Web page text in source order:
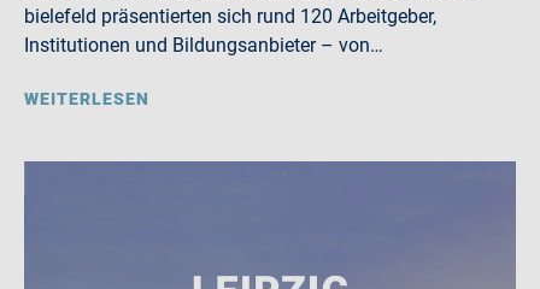
bielefeld präsentierten sich rund 120 Arbeitgeber,
Institutionen und Bildungsanbieter – von…
WEITERLESEN